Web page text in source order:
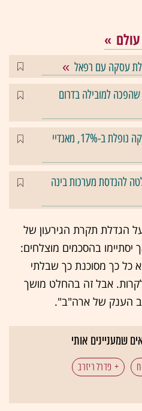
עסקה עם רפאל
למובילה בדרום
וול סטריט מאבדת גובה; פלייטיקה נופלת ב-17%, מאנדיי
להנדסת מערכות בינה
הגדלת תקרת הגירעון של
יסתיימו בהסכמים מוצלחים:
כל כך מסוכנת כך שבלתי
אבל זה בהחלט מושך
הענק של ארה"ב".
שמעניינים אותי
פדרל ריזרב